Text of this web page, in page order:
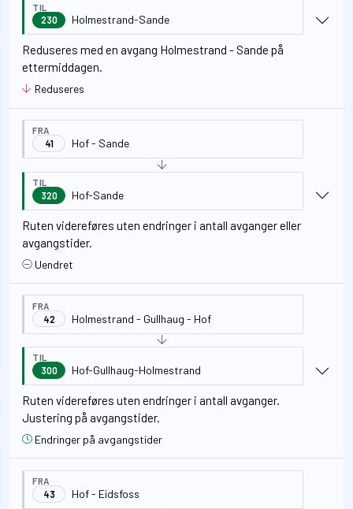
TIL
230
Holmestrand-Sande
Reduseres med en avgang Holmestrand - Sande på
ettermiddagen.
Reduseres
FRA
41
Hof - Sande
TIL
320
Hof-Sande
Ruten videreføres uten endringer i antall avganger eller
avgangstider.
Uendret
FRA
42
Holmestrand - Gullhaug - Hof
TIL
300
Hof-Gullhaug-Holmestrand
Ruten videreføres uten endringer i antall avganger.
Justering på avgangstider.
Endringer på avgangstider
FRA
43
Hof - Eidsfoss